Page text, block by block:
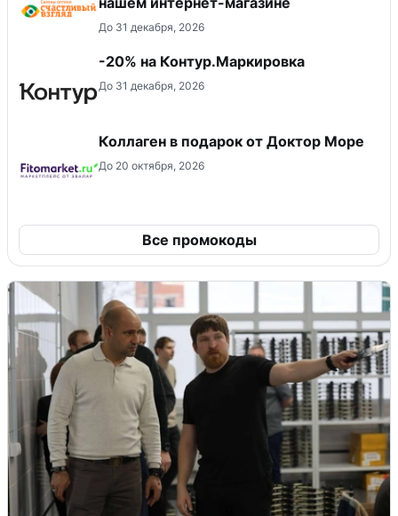
До 31 декабря, 2026
-20% на Контур.Маркировка
До 31 декабря, 2026
Коллаген в подарок от Доктор Море
До 20 октября, 2026
Все промокоды